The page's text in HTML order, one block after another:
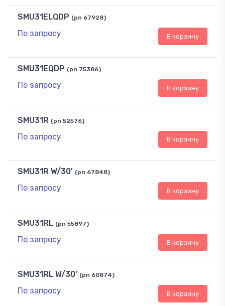
SMU31ELQDP (pn 67928)
По запросу В корзину
SMU31EQDP (pn 75386)
По запросу В корзину
SMU31R (pn 52576)
По запросу В корзину
SMU31R W/30' (pn 67848)
По запросу В корзину
SMU31RL (pn 55897)
По запросу В корзину
SMU31RL W/30' (pn 60874)
По запросу В корзину